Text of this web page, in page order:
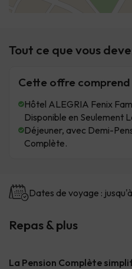
Tout ce que vous
Cette offre comprend
Hôtel ALEGRIA Fenix
Disponible en Seulement
Déjeuner, avec Demi-
Complète.
Dates de voyage :
Repas & plus
La Pension Complète